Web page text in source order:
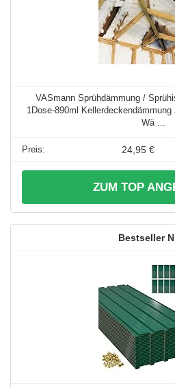
VASmann Sprühdämmung /
1Dose-890ml
Wä ...
24,95 €
ZUM TOP